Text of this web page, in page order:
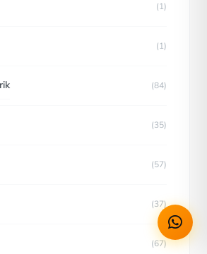
(1)
(1)
(84)
(35)
(57)
(37)
(67)